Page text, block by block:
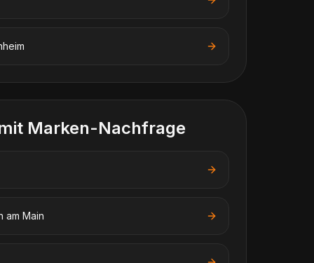
Marken-Nachfrage
am Main